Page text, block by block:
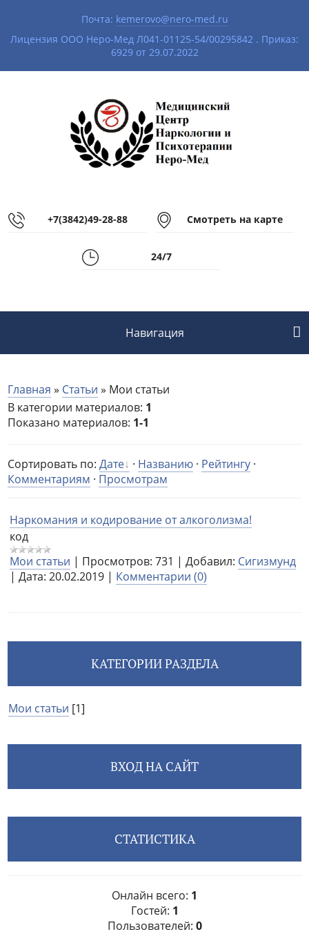
Почта: kemerovo@nero-med.ru
Лицензия ООО Неро-Мед Л041-01125-54/00295842 . Приказ:
6929 от 29.07.2022
+7(3842)49-28-88 Смотреть на карте
24/7
Навигация
Главная » Статьи » Мои статьи
В категории материалов: 1
Показано материалов: 1-1
Сортировать по: Дате · Названию· Рейтингу·
Комментариям · Просмотрам
Наркомания и кодирование от алкоголизма!
код
Мои статьи | Просмотров: 731 | Добавил: Сигизмунд
| Дата: 20.02.2019 | Комментарии (0)
КАТЕГОРИИ РАЗДЕЛА
Мои статьи [1]
ВХОД НА САЙТ
СТАТИСТИКА
Онлайн всего: 1
Гостей: 1
Пользователей: 0